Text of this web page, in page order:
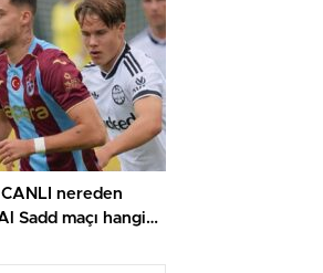
nereden
Sadd maçı hangi